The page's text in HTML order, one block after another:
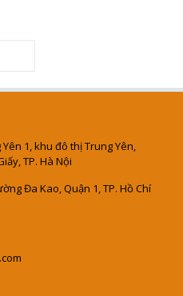
1, khu đô thị Trung Yên,
TP. Hà Nội
Đa Kao, Quận 1, TP. Hồ Chí